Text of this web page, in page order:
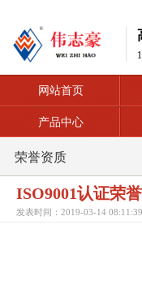
网站首页
产品中心
荣誉资质
ISO9001认证荣
发表时间：2019-03-14 08:11:39